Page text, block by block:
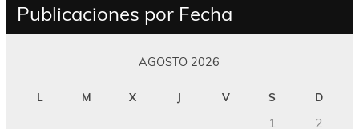
Publicaciones por Fecha
AGOSTO 2026
L M X J V S D
1
2